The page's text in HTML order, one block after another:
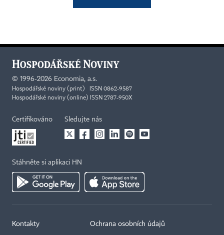
© 1996-2026 Economia, a.s.
Hospodářské noviny (print) ISSN 0862-9587
Hospodářské noviny (online) ISSN 2787-950X
Certifikováno Sledujte nás
Stáhněte si aplikaci HN
Kontakty Ochrana osobních údajů